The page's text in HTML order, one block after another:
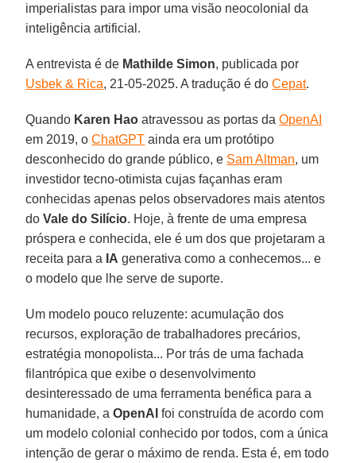
imperialistas para impor uma visão neocolonial da
inteligência artificial.
A entrevista é de Mathilde Simon, publicada por
Usbek & Rica, 21-05-2025. A tradução é doCepat.
Quando Karen Hao atravessou as portas daOpenAI
em 2019, oChatGPT ainda era um protótipo
desconhecido do grande público, e Sam Altman, um
investidor tecno-otimista cujas façanhas eram
conhecidas apenas pelos observadores mais atentos
doVale do Silício. Hoje, à frente de uma empresa
próspera e conhecida, ele é um dos que projetaram a
receita para a IA generativa como a conhecemos... e
o modelo que lhe serve de suporte.
Um modelo pouco reluzente: acumulação dos
recursos, exploração de trabalhadores precários,
estratégia monopolista... Por trás de uma fachada
filantrópica que exibe o desenvolvimento
desinteressado de uma ferramenta benéfica para a
humanidade, aOpenAI foi construída de acordo com
um modelo colonial conhecido por todos, com a única
intenção de gerar o máximo de renda. Esta é, em todo